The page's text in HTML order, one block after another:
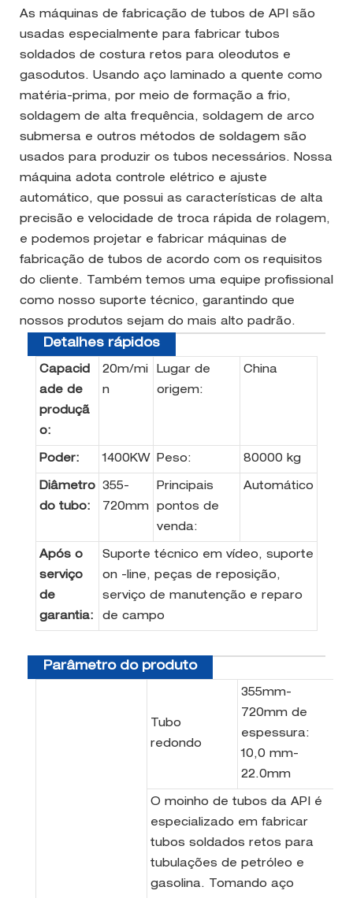
As máquinas de fabricação de tubos de API são
usadas especialmente para fabricar tubos
soldados de costura retos para oleodutos e
gasodutos. Usando aço laminado a quente como
matéria-prima, por meio de formação a frio,
soldagem de alta frequência, soldagem de arco
submersa e outros métodos de soldagem são
usados ​​para produzir os tubos necessários. Nossa
máquina adota controle elétrico e ajuste
automático, que possui as características de alta
precisão e velocidade de troca rápida de rolagem,
e podemos projetar e fabricar máquinas de
fabricação de tubos de acordo com os requisitos
do cliente. Também temos uma equipe profissional
como nosso suporte técnico, garantindo que
nossos produtos sejam do mais alto padrão.
Detalhes rápidos
Capacid
ade de
produçã
o:
20m/mi
n
Lugar de
origem:
China
Poder: 1400KW Peso: 80000 kg
Diâmetro
do tubo:
355-
720mm
Principais
pontos de
venda:
Automático
Após o
serviço
de
garantia:
Suporte técnico em vídeo, suporte
on -line, peças de reposição,
serviço de manutenção e reparo
de campo
Parâmetro do produto
Tubo
redondo
355mm-
720mm de
espessura:
10,0 mm-
22.0mm
O moinho de tubos da API é
especializado em fabricar
tubos soldados retos para
tubulações de petróleo e
gasolina. Tomando aço